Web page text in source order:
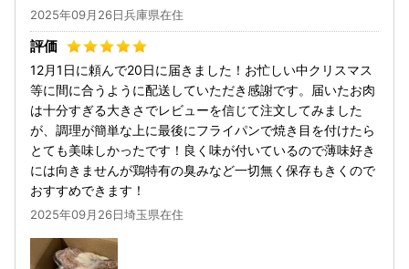
2025年09月26日兵庫県在住
12月1日に頼んで20日に届きました！お忙しい中クリスマス
等に間に合うように配送していただき感謝です。届いたお肉
は十分すぎる大きさでレビューを信じて注文してみました
が、調理が簡単な上に最後にフライパンで焼き目を付けたら
とても美味しかったです！良く味が付いているので薄味好き
には向きませんが鶏特有の臭みなど一切無く保存もきくので
おすすめできます！
2025年09月26日埼玉県在住